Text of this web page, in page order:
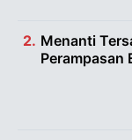
Menanti
Perampasan